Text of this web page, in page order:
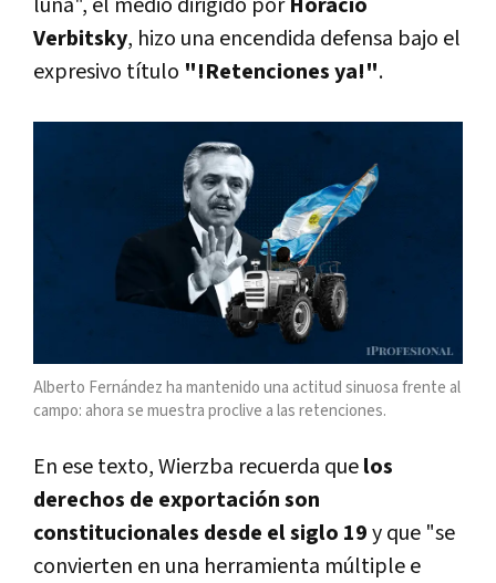
luna", el medio dirigido porHoracio
Verbitsky, hizo una encendida defensa bajo el
expresivo título "!Retenciones ya!".
Alberto Fernández ha mantenido una actitud sinuosa frente al
campo: ahora se muestra proclive a las retenciones.
En ese texto, Wierzba recuerda quelos
derechos de exportación son
constitucionales desde el siglo 19y que "se
convierten en una herramienta múltiple e